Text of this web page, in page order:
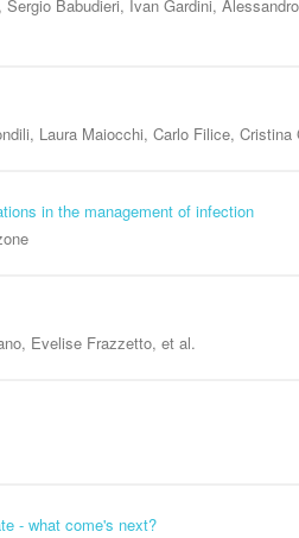
Babudieri, Ivan Gardini,
Laura Maiocchi, Carlo Filice, Cristina
in the management of infection
Evelise Frazzetto, et al.
- what come's next?